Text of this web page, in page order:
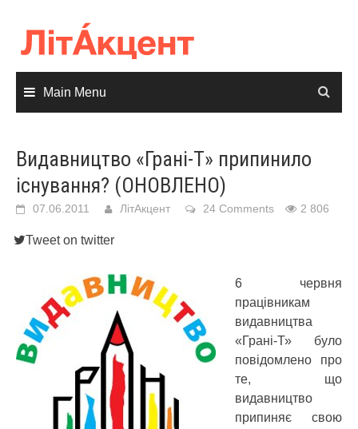
content
Main Menu
Видавництво «Грані-Т» припинило
існування? (ОНОВЛЕНО)
07.06.2011 ЛітАкцент 24 Comments 2 806
Tweet on twitter
6 червня
працівникам
видавництва
«Грані-Т» було
повідомлено про
те, що
видавництво
припиняє свою